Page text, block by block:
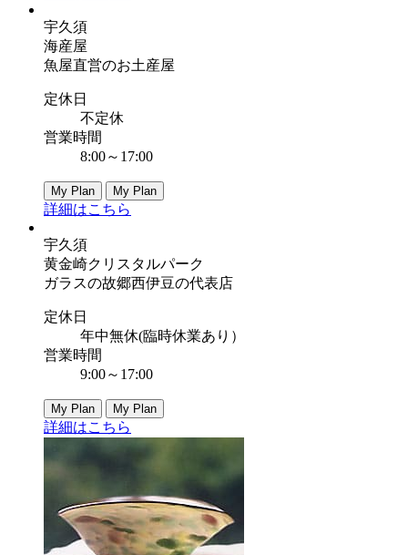
宇久須
海産屋
魚屋直営のお土産屋
定休日
不定休
営業時間
8:00～17:00
My Plan My Plan
詳細はこちら
宇久須
黄金崎クリスタルパーク
ガラスの故郷西伊豆の代表店
定休日
年中無休(臨時休業あり）
営業時間
9:00～17:00
My Plan My Plan
詳細はこちら